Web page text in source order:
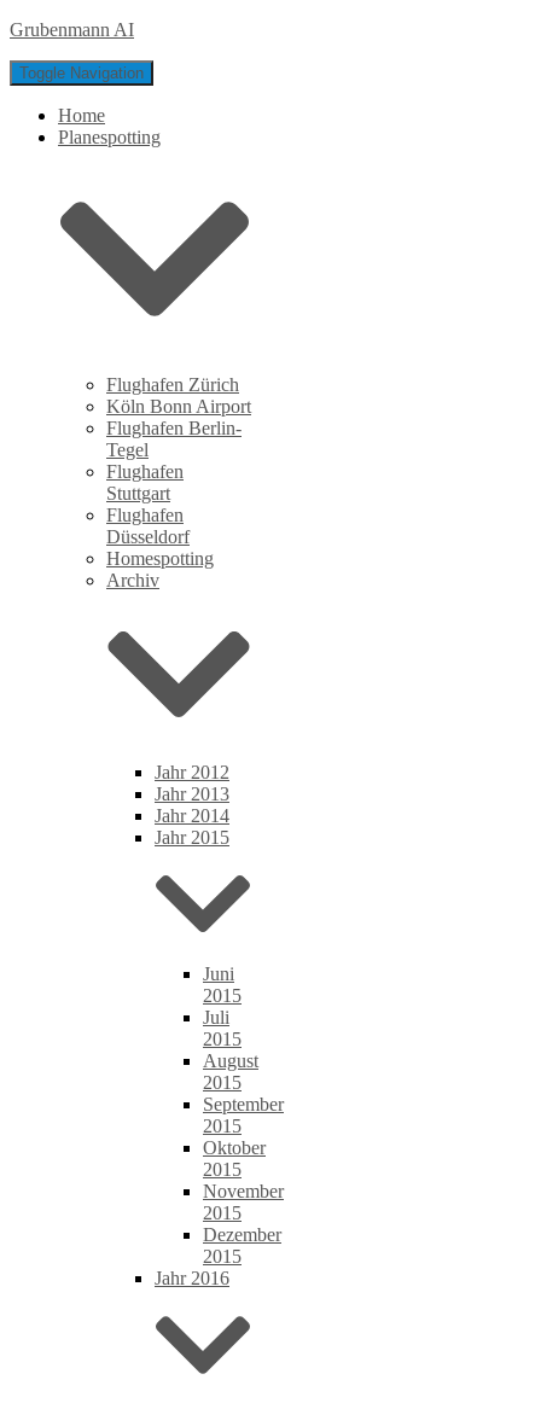
Grubenmann AI
Toggle Navigation
Home
Planespotting
Flughafen Zürich
Köln Bonn Airport
Flughafen Berlin-
Tegel
Flughafen
Stuttgart
Flughafen
Düsseldorf
Homespotting
Archiv
Jahr 2012
Jahr 2013
Jahr 2014
Jahr 2015
Juni
2015
Juli
2015
August
2015
September
2015
Oktober
2015
November
2015
Dezember
2015
Jahr 2016